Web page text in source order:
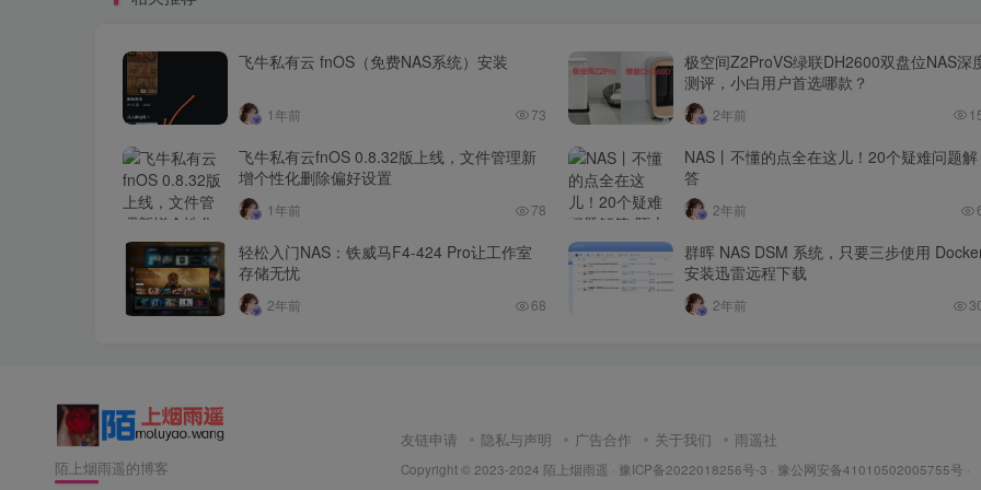
飞牛私有云 fnOS（免费NAS系统）安装
1年前 73
极空间Z2ProVS绿联DH2600双盘位NAS深
测评，小白用户首选哪款？
2年前
飞牛私有云fnOS 0.8.32版上线，文件管理新
增个性化删除偏好设置
1年前 78
NAS丨不懂的点全在这儿！20个疑难问题解
答
2年前
轻松入门NAS：铁威马F4-424 Pro让工作室
存储无忧
2年前 68
群晖 NAS DSM 系统，只要三步使用
安装迅雷远程下载
2年前
陌上烟雨遥的博客
友链申请 隐私与声明 广告合作 关于我们 雨遥社
Copyright © 2023-2024 陌上烟雨遥 · 豫ICP备2022018256号-3 · 豫公网安备41010502005755号 ·